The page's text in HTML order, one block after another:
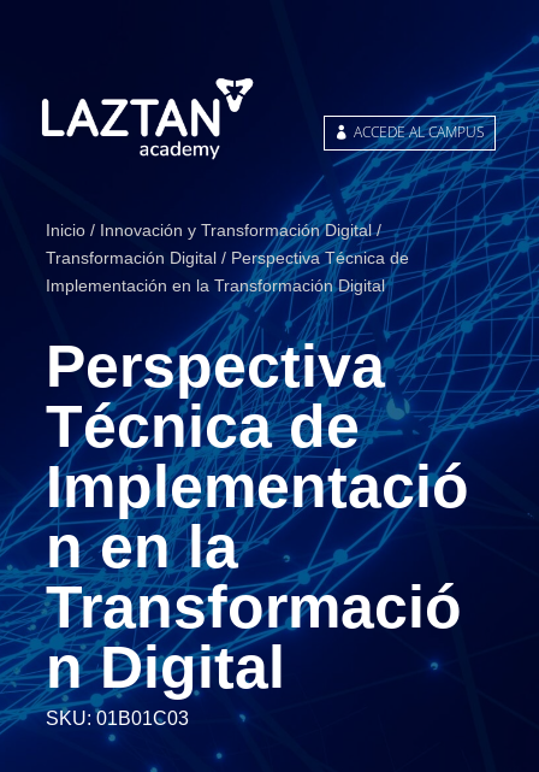
ACCEDE AL CAMPUS
Inicio / Innovación y Transformación Digital/
Transformación Digital / Perspectiva Técnica de
Implementación en la Transformación Digital
Perspectiva
Técnica de
Implementació
n en la
Transformació
n Digital
SKU:01B01C03